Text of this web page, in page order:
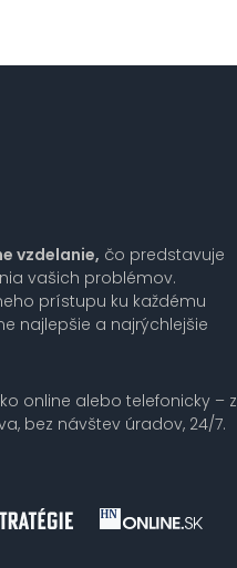
vzdelanie, čo predstavuje
vašich problémov.
prístupu ku každému
najlepšie a najrýchlejšie
online alebo telefonicky – z
bez návštev úradov, 24/7.